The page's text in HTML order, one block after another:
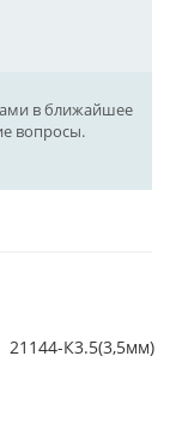
в ближайшее
вопросы.
21144-К3.5(3,5мм)